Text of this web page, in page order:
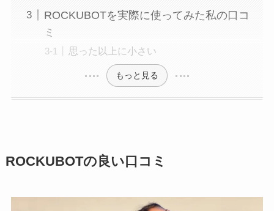
ROCKUBOTを実際に使ってみた私の口コ
ミ
思った以上に小さい
もっと見る
ROCKUBOTの良い口コミ